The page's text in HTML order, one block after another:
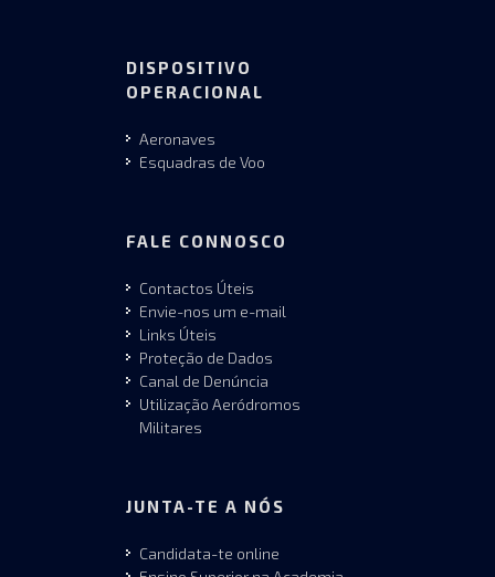
DISPOSITIVO
OPERACIONAL
Aeronaves
Esquadras de Voo
FALE CONNOSCO
Contactos Úteis
Envie-nos um e-mail
Links Úteis
Proteção de Dados
Canal de Denúncia
Utilização Aeródromos
Militares
JUNTA-TE A NÓS
Candidata-te online